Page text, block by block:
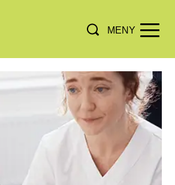
MENY